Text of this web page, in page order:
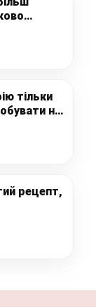
тільки
не
рецепт,